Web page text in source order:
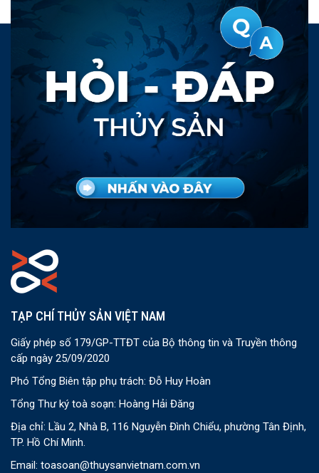
TẠP CHÍ THỦY SẢN VIỆT NAM
Giấy phép số 179/GP-TTĐT của Bộ thông tin và Truyền thông
cấp ngày 25/09/2020
Phó Tổng Biên tập phụ trách: Đỗ Huy Hoàn
Tổng Thư ký toà soạn: Hoàng Hải Đăng
Địa chỉ: Lầu 2, Nhà B, 116 Nguyễn Đình Chiểu, phường Tân Định,
TP. Hồ Chí Minh.
Email: toasoan@thuysanvietnam.com.vn